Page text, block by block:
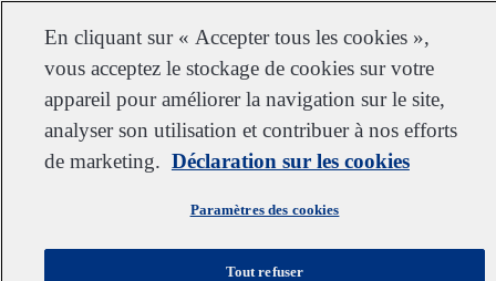
Go to home
Jump to navigation
Service clientèleNous contacter S’abonner Carrières chez IDEXX Fournisseurs
France
Au
Australia
Br
En cliquant sur « Accepter tous les cookies »,
vous acceptez le stockage de cookies sur votre
appareil pour améliorer la navigation sur le site,
analyser son utilisation et contribuer à nos efforts
de marketing. Déclaration sur les cookies
Paramètres des cookies
Tout refuser